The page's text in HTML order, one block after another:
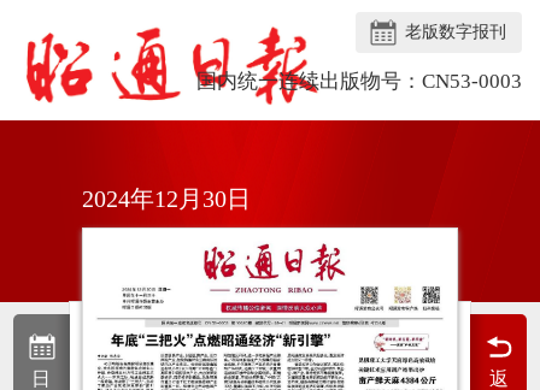
老版数字报刊
国内统一连续出版物号：CN53-0003
日
返
2024年12月30日